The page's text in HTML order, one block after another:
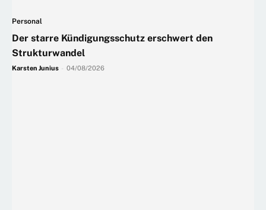
Personal
Der starre Kündigungsschutz erschwert den
Strukturwandel
Karsten Junius 04/08/2026